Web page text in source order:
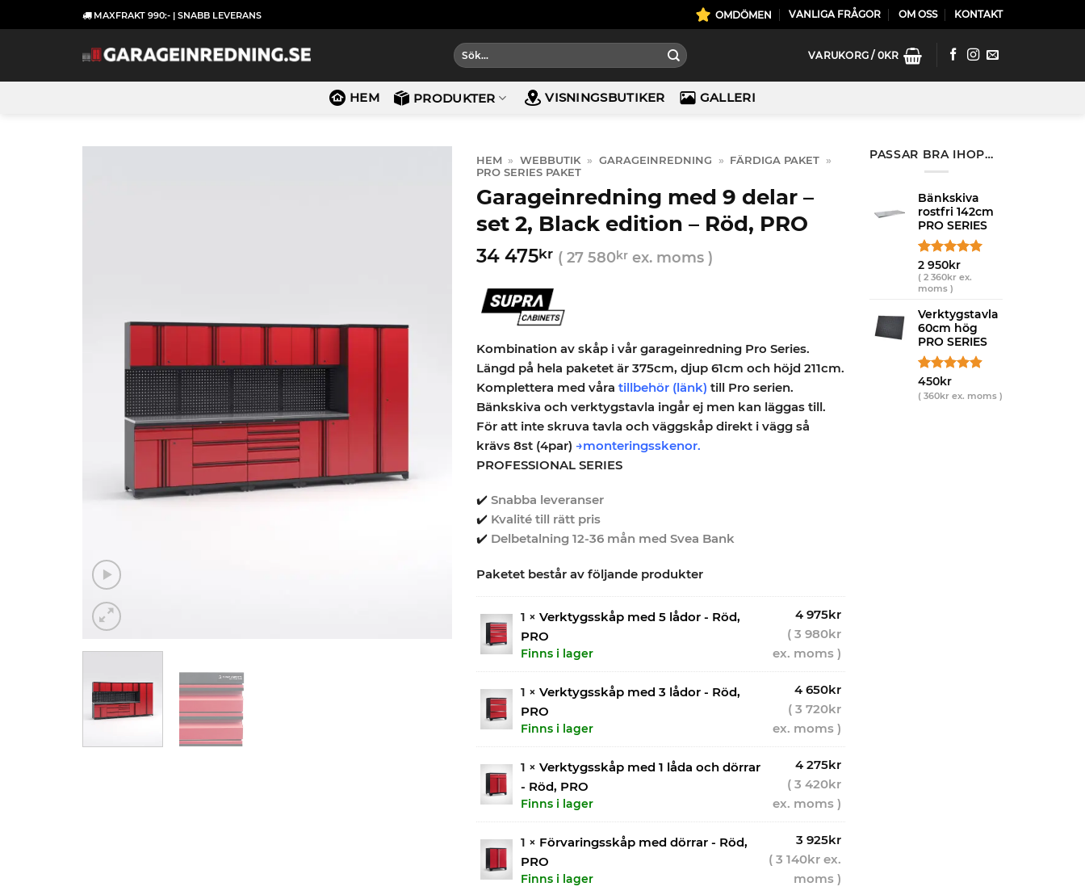
to
MAXFRAKT 990:- | SNABB LEVERANS OMDÖMEN VANLIGA FRÅGOR OM OSS KONTAKT
Sök
efter:
VARUKORG / 0KR
HEM PRODUKTER VISNINGSBUTIKER GALLERI
HEM » WEBBUTIK » GARAGEINREDNING » FÄRDIGA PAKET »
PRO SERIES PAKET
Garageinredning med 9 delar –
set 2, Black edition – Röd, PRO
34 475kr ( 27 580krex. moms )
Kombination av skåp i vår garageinredning Pro Series.
Längd på hela paketet är 375cm, djup 61cm och höjd 211cm.
Komplettera med våra tillbehör (länk) till Pro serien.
Bänkskiva och verktygstavla ingår ej men kan läggas till.
För att inte skruva tavla och väggskåp direkt i vägg så
krävs 8st (4par) →monteringsskenor.
PROFESSIONAL SERIES
✔️ Snabba leveranser
✔️ Kvalité till rätt pris
✔️ Delbetalning 12-36 mån med Svea Bank
Paketet består av följande produkter
1 × Verktygsskåp med 5 lådor - Röd,
PRO
Finns i lager
4 975kr
( 3 980kr
ex. moms )
1 × Verktygsskåp med 3 lådor - Röd,
PRO
Finns i lager
4 650kr
( 3 720kr
ex. moms )
1 × Verktygsskåp med 1 låda och dörrar
- Röd, PRO
Finns i lager
4 275kr
( 3 420kr
ex. moms )
1 × Förvaringsskåp med dörrar - Röd,
PRO
Finns i lager
3 925kr
( 3 140kr ex.
moms )
PASSAR BRA IHOP…
Bänkskiva
rostfri 142cm
PRO SERIES
Betygsatt
5.00av 5
baserat på
8
2 950kr
( 2 360kr ex.
moms )
Verktygstavla
60cm hög
PRO SERIES
Betygsatt
4.88av 5
16
450kr
( 360kr ex. moms )